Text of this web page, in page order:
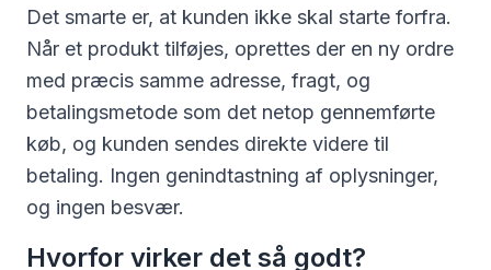
Det smarte er, at kunden ikke skal starte forfra.
Når et produkt tilføjes, oprettes der en ny ordre
med præcis samme adresse, fragt, og
betalingsmetode som det netop gennemførte
køb, og kunden sendes direkte videre til
betaling. Ingen genindtastning af oplysninger,
og ingen besvær.
Hvorfor virker det så godt?